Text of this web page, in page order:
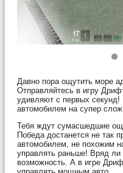
Давно пора ощутить море
Отправляйтесь в игру
удивляют с первых
автомобилем на супер
Тебя ждут сумасшедшие
Победа достанется не так
автомобилем, не похожим
управлять раньше! Вряд ли
возможность. А в игре